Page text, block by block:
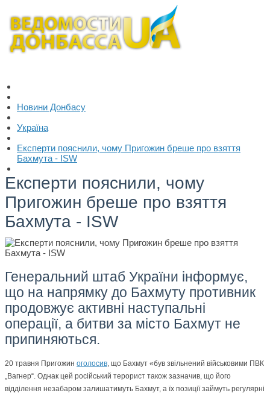
Новини Донбасу
Україна
Експерти пояснили, чому Пригожин бреше про взяття
Бахмута - ISW
Експерти пояснили, чому
Пригожин бреше про взяття
Бахмута - ISW
Генеральний штаб України інформує,
що на напрямку до Бахмуту противник
продовжує активні наступальні
операції, а битви за місто Бахмут не
припиняються.
20 травня Пригожин оголосив , що Бахмут «був звільнений військовими ПВК
„Вагнер“. Однак цей російський терорист також зазначив, що його
відділення незабаром залишатимуть Бахмут, а їх позиції займуть регулярні